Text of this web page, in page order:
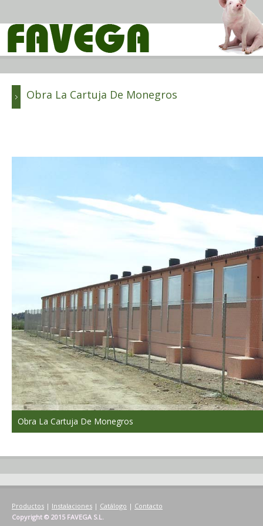
Obra La Cartuja De Monegros
Obra La Cartuja De Monegros
Productos | Instalaciones | Catálogo | Contacto
Copyright © 2015 FAVEGA S.L.